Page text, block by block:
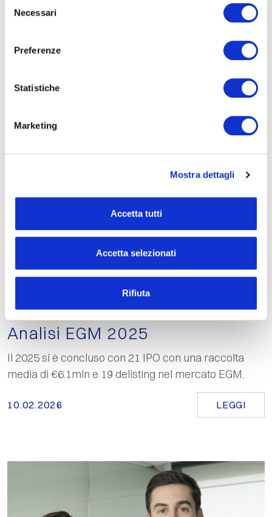
delNecessari
Preferenze
Statistiche
Marketing
Mostra dettagli
Accetta tutti
Accetta selezionati
Rifiuta
Analisi EGM 2025
Il 2025 si è concluso con 21 IPO con una raccolta
media di €6.1mln e 19 delisting nel mercato EGM.
10.02.2026 LEGGI